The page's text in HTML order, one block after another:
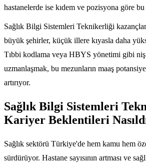
hastanelerde ise kıdem ve pozisyona göre
Sağlık Bilgi Sistemleri Teknikerliği
büyük şehirler, küçük illere kıyasla daha
Tıbbi kodlama veya HBYS yönetimi gibi niş
uzmanlaşmak, bu mezunların maaş
artırıyor.
Sağlık Bilgi Sistemleri
Kariyer Beklentileri
Sağlık sektörü Türkiye'de hem kamu hem
sürdürüyor. Hastane sayısının artması ve